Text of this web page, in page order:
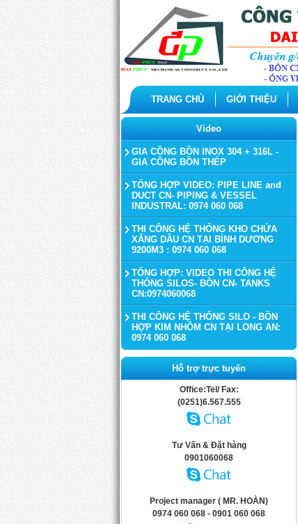
TRANG CHỦ GIỚI THIỆU
Video
GIA CÔNG BỒN INOX 304 + 316L -
GIA CÔNG BỒN THÉP
TỔNG HỢP VIDEO: PIPE LINE and
DUCT CN- PIPING & VESSEL
INDUSTRAL: 0974 060 068
THI CÔNG HỆ THỐNG KHO CHỨA
XĂNG DẦU CN TẠI BÌNH DƯƠNG
9200M3 : 0974 060 068
TỔNG HỢP: VIDEO THI CÔNG HỆ
THỐNG SILOS- BỒN CN- TANKS
CN:0974060068
THI CÔNG HỆ THỐNG SILO - BỒN
HỢP KIM NHÔM CN TẠI LONG AN:
0974 060 068
Hỗ trợ trực tuyến
Office:Tel/ Fax:
(0251)6.567.555
Tư Vấn & Đặt hàng
0901060068
Project manager ( MR. HOÀN)
0974 060 068 - 0901 060 068